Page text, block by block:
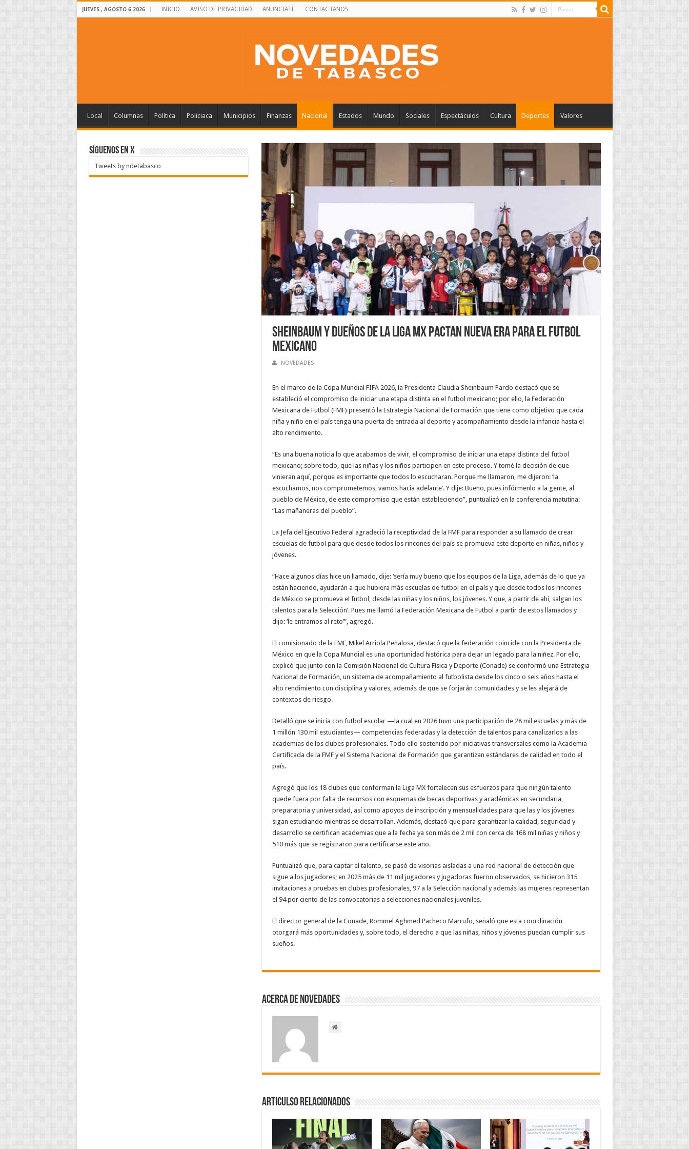
JUEVES , AGOSTO 6 2026 INICIO AVISO DE PRIVACIDAD ANUNCIATE CONTACTANOS
Local Columnas Política Policiaca Municipios Finanzas Nacional Estados Mundo Sociales Espectáculos Cultura Deportes Valores
Sheinbaum y dueños de la Liga MX pactan nueva era para el futbol
mexicano
NOVEDADES
En el marco de la Copa Mundial FIFA 2026, la Presidenta Claudia Sheinbaum Pardo destacó que se
estableció el compromiso de iniciar una etapa distinta en el futbol mexicano; por ello, la Federación
Mexicana de Futbol (FMF) presentó la Estrategia Nacional de Formación que tiene como objetivo que cada
niña y niño en el país tenga una puerta de entrada al deporte y acompañamiento desde la infancia hasta el
alto rendimiento.
“Es una buena noticia lo que acabamos de vivir, el compromiso de iniciar una etapa distinta del futbol
mexicano; sobre todo, que las niñas y los niños participen en este proceso. Y tomé la decisión de que
vinieran aquí, porque es importante que todos lo escucharan. Porque me llamaron, me dijeron: ‘la
escuchamos, nos comprometemos, vamos hacia adelante’. Y dije: Bueno, pues infórmenlo a la gente, al
pueblo de México, de este compromiso que están estableciendo”, puntualizó en la conferencia matutina:
“Las mañaneras del pueblo”.
La Jefa del Ejecutivo Federal agradeció la receptividad de la FMF para responder a su llamado de crear
escuelas de futbol para que desde todos los rincones del país se promueva este deporte en niñas, niños y
jóvenes.
“Hace algunos días hice un llamado, dije: ‘sería muy bueno que los equipos de la Liga, además de lo que ya
están haciendo, ayudarán a que hubiera más escuelas de futbol en el país y que desde todos los rincones
de México se promueva el futbol, desde las niñas y los niños, los jóvenes. Y que, a partir de ahí, salgan los
talentos para la Selección’. Pues me llamó la Federación Mexicana de Futbol a partir de estos llamados y
dijo: ‘le entramos al reto’”, agregó.
El comisionado de la FMF, Mikel Arriola Peñalosa, destacó que la federación coincide con la Presidenta de
México en que la Copa Mundial es una oportunidad histórica para dejar un legado para la niñez. Por ello,
explicó que junto con la Comisión Nacional de Cultura Física y Deporte (Conade) se conformó una Estrategia
Nacional de Formación, un sistema de acompañamiento al futbolista desde los cinco o seis años hasta el
alto rendimiento con disciplina y valores, además de que se forjarán comunidades y se les alejará de
contextos de riesgo.
Detalló que se inicia con futbol escolar —la cual en 2026 tuvo una participación de 28 mil escuelas y más de
1 millón 130 mil estudiantes— competencias federadas y la detección de talentos para canalizarlos a las
academias de los clubes profesionales. Todo ello sostenido por iniciativas transversales como la Academia
Certificada de la FMF y el Sistema Nacional de Formación que garantizan estándares de calidad en todo el
país.
Agregó que los 18 clubes que conforman la Liga MX fortalecen sus esfuerzos para que ningún talento
quede fuera por falta de recursos con esquemas de becas deportivas y académicas en secundaria,
preparatoria y universidad, así como apoyos de inscripción y mensualidades para que las y los jóvenes
sigan estudiando mientras se desarrollan. Además, destacó que para garantizar la calidad, seguridad y
desarrollo se certifican academias que a la fecha ya son más de 2 mil con cerca de 168 mil niñas y niños y
510 más que se registraron para certificarse este año.
Puntualizó que, para captar el talento, se pasó de visorias aisladas a una red nacional de detección que
sigue a los jugadores; en 2025 más de 11 mil jugadores y jugadoras fueron observados, se hicieron 315
invitaciones a pruebas en clubes profesionales, 97 a la Selección nacional y además las mujeres representan
el 94 por ciento de las convocatorias a selecciones nacionales juveniles.
El director general de la Conade, Rommel Aghmed Pacheco Marrufo, señaló que esta coordinación
otorgará más oportunidades y, sobre todo, el derecho a que las niñas, niños y jóvenes puedan cumplir sus
sueños.
Acerca de NOVEDADES
Articulso Relacionados
SÍGUENOS EN X
Tweets by ndetabasco